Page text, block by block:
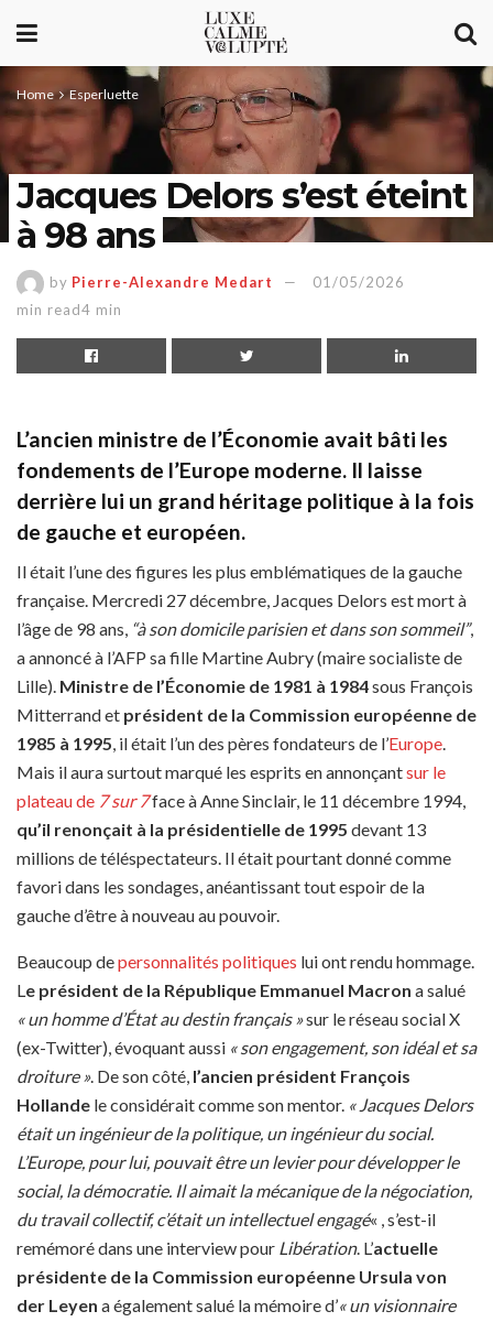
Home Esperluette
Jacques Delors s’est éteint
à 98 ans
by Pierre-Alexandre Medart
01/05/2026
min read4 min
L’ancien ministre de l’Économie avait bâti les
fondements de l’Europe moderne. Il laisse
derrière lui un grand héritage politique à la fois
de gauche et européen.
Il était l’une des figures les plus emblématiques de la gauche
française. Mercredi 27 décembre, Jacques Delors est mort à
l’âge de 98 ans, “à son domicile parisien et dans son sommeil”,
a annoncé à l’AFP sa fille Martine Aubry (maire socialiste de
Lille). Ministre de l’Économie de 1981 à 1984sous François
Mitterrand et président de la Commission européenne de
1985 à 1995, il était l’un des pères fondateurs de l’Europe.
Mais il aura surtout marqué les esprits en annonçantsur le
plateau de 7 sur 7face à Anne Sinclair, le 11 décembre 1994,
qu’il renonçait à la présidentielle de 1995 devant 13
millions de téléspectateurs. Il était pourtant donné comme
favori dans les sondages, anéantissant tout espoir de la
gauche d’être à nouveau au pouvoir.
Beaucoup depersonnalités politiques lui ont rendu hommage.
Le président de la République Emmanuel Macron a salué
« un homme d’État au destin français »sur le réseau social X
(ex-Twitter), évoquant aussi « son engagement, son idéal et sa
droiture ». De son côté, l’ancien président François
Hollande le considérait comme son mentor. « Jacques Delors
était un ingénieur de la politique, un ingénieur du social.
L’Europe, pour lui, pouvait être un levier pour développer le
social, la démocratie. Il aimait la mécanique de la négociation,
du travail collectif, c’était un intellectuel engagé« , s’est-il
remémoré dans une interview pour Libération. L’actuelle
présidente de la Commission européenne Ursula von
der Leyen a également salué la mémoire d’« un visionnaire